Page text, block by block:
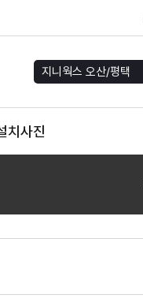
지니웍스 오산/평택
치사진